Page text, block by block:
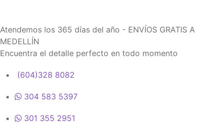
Atendemos los 365 días del año - ENVÍOS GRATIS A
MEDELLÍN
Encuentra el detalle perfecto en todo momento
(604)328 8082
304 583 5397
301 355 2951